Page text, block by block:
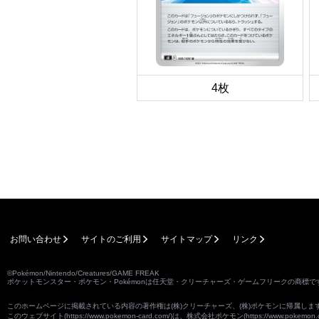
4枚
お問い合わせ サイトのご利用 サイトマップ リンク
©Pokémon/Nintendo/Creatures/GAME FREAK
ポケットモンスター・ポケモン・Pokémonは任天堂・クリーチャーズ・ゲームフリークの商標で
このホームページに掲載されている内容の著作権は(株)クリーチャーズ、(株)ポケモンに帰属し
このウェブサイト(https://www.pokemon-card.com/)は、株式会社ポケモン(https://